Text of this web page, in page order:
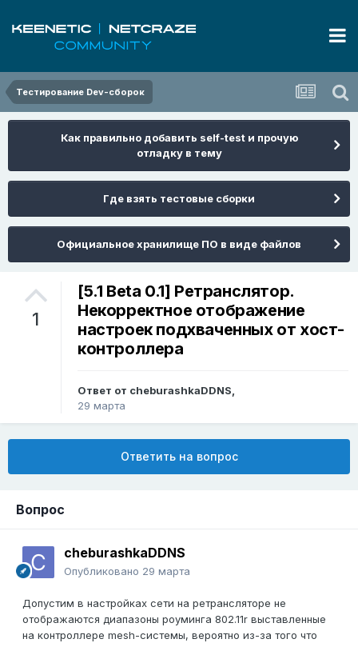
Тестирование Dev-сборок
Как правильно добавить self-test и прочую
отладку в тему
Где взять тестовые сборки
Официальное хранилище ПО в виде файлов
1
[5.1 Beta 0.1] Ретранслятор.
Некорректное отображение
настроек подхваченных от хост-
контроллера
Ответ от cheburashkaDDNS,
29 марта
Ответить на вопрос
Вопрос
cheburashkaDDNS
Опубликовано 29 марта
Допустим в настройках сети на ретрансляторе не
отображаются диапазоны роуминга 802.11r выставленные
на контроллере mesh-системы, вероятно из-за того что